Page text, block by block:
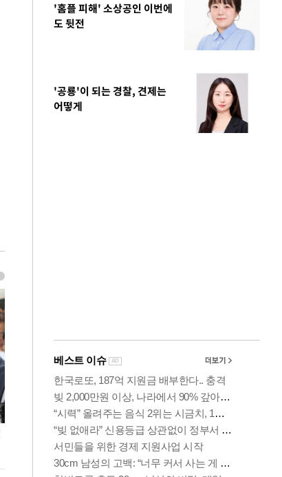
정동영, 조현 '이상주의' 발언에 "이상이 있어야
장동혁 "李 대
'홈플 피해' 소상공인 이번에
도 뒷전
'공룡'이 되는 경찰, 견제는
어떻게